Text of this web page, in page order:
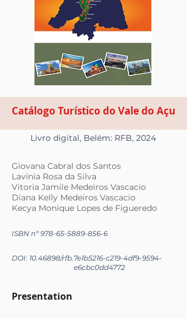
Catálogo Turístico do Vale do Açu
Livro digital, Belém: RFB, 2024
Giovana Cabral dos Santos
Lavínia Rosa da Silva
Vitoria Jamile Medeiros Vascacio
Diana Kelly Medeiros Vascacio
Kecya Monique Lopes de Figueredo
ISBN nº978-65-5889-856-6
DOI: 10.46898/rfb.7e1b5216-c219-4df9-9594-
e6cbc0dd4772
Presentation